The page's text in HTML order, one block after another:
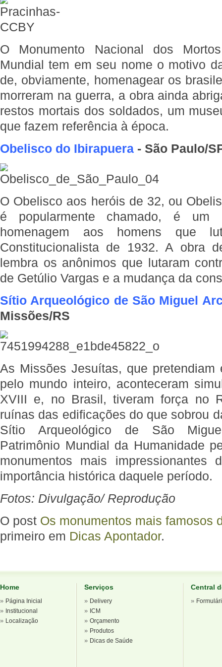
O Monumento Nacional dos
Mundial tem em seu nome o motivo
de, obviamente, homenagear os
morreram na guerra, a obra ainda
restos mortais dos soldados, um
que fazem referência à época.
Obelisco do Ibirapuera - São Paulo/
O Obelisco aos heróis de 32, ou
é popularmente chamado, é um
homenagem aos homens que
Constitucionalista de 1932. A obra
lembra os anônimos que lutaram
de Getúlio Vargas e a mudança da
Sítio Arqueológico de São Miguel
Missões/RS
As Missões Jesuítas, que pretendiam
pelo mundo inteiro, aconteceram
XVIII e, no Brasil, tiveram força no
ruínas das edificações do que sobrou
Sítio Arqueológico de São
Patrimônio Mundial da Humanidade
monumentos mais impressionantes
importância histórica daquele período.
Fotos: Divulgação/ Reprodução
O post Os monumentos mais famosos
primeiro em Dicas Apontador.
Home
» Página Inicial
» Institucional
» Localização
Serviços
» Delivery
» ICM
» Orçamento
» Produtos
» Dicas de Saúde
Central
»